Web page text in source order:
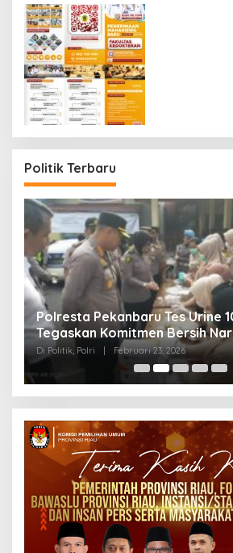
Politik Terbaru
Polresta Pekanbaru Tes Urine
Tegaskan Komitmen Bersih
Di Politik, Polri Februari 23, 2026